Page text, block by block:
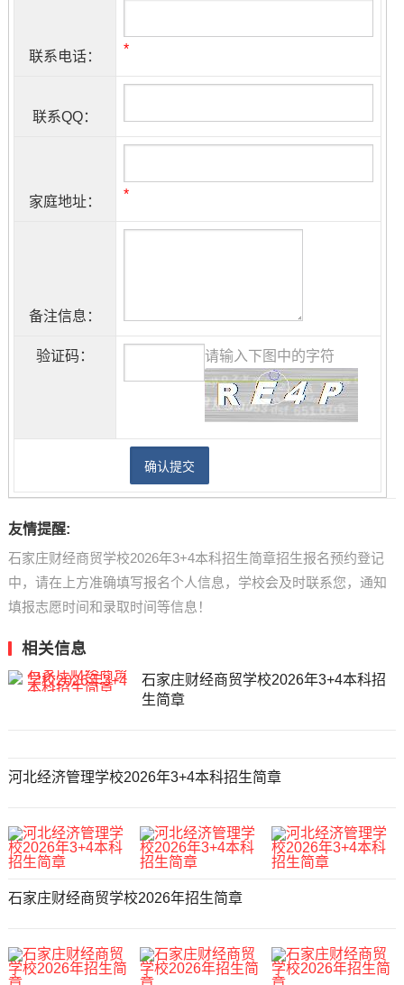
联系电话： *
联系QQ：
家庭地址： *
备注信息：
验证码： 请输入下图中的字符
友情提醒:
石家庄财经商贸学校2026年3+4本科招生简章招生报名预约登记
中，请在上方准确填写报名个人信息，学校会及时联系您，通知
填报志愿时间和录取时间等信息！
相关信息
石家庄财经商贸学校2026年3+4本科招
生简章
河北经济管理学校2026年3+4本科招生简章
石家庄财经商贸学校2026年招生简章